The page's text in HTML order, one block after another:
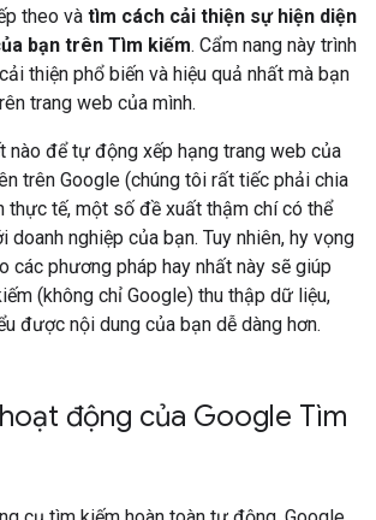
theo và tìm cách cải thiện sự hiện diện
bạn trên Tìm kiếm. Cẩm nang này trình
thiện phổ biến và hiệu quả nhất mà bạn
trang web của mình.
nào để tự động xếp hạng trang web của
trên Google (chúng tôi rất tiếc phải chia
thực tế, một số đề xuất thậm chí có thể
doanh nghiệp của bạn. Tuy nhiên, hy vọng
các phương pháp hay nhất này sẽ giúp
(không chỉ Google) thu thập dữ liệu,
được nội dung của bạn dễ dàng hơn.
động của Google Tìm